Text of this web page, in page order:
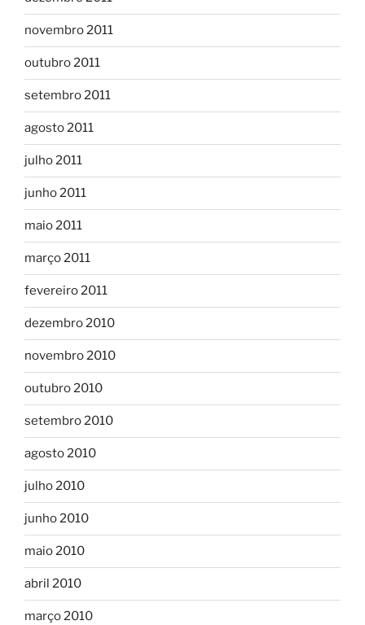
novembro 2011
outubro 2011
setembro 2011
agosto 2011
julho 2011
junho 2011
maio 2011
março 2011
fevereiro 2011
dezembro 2010
novembro 2010
outubro 2010
setembro 2010
agosto 2010
julho 2010
junho 2010
maio 2010
abril 2010
março 2010